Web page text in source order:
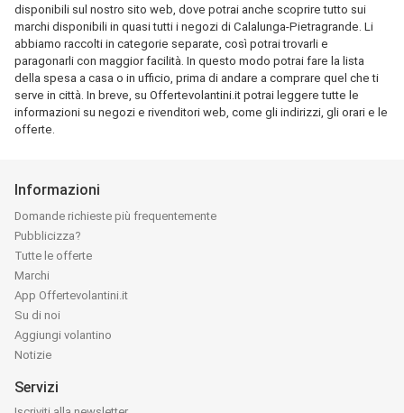
disponibili sul nostro sito web, dove potrai anche scoprire tutto sui
marchi disponibili in quasi tutti i negozi di Calalunga-Pietragrande. Li
abbiamo raccolti in categorie separate, così potrai trovarli e
paragonarli con maggior facilità. In questo modo potrai fare la lista
della spesa a casa o in ufficio, prima di andare a comprare quel che ti
serve in città. In breve, su Offertevolantini.it potrai leggere tutte le
informazioni su negozi e rivenditori web, come gli indirizzi, gli orari e le
offerte.
Informazioni
Domande richieste più frequentemente
Pubblicizza?
Tutte le offerte
Marchi
App Offertevolantini.it
Su di noi
Aggiungi volantino
Notizie
Servizi